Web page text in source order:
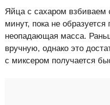
Яйца с сахаром
минут, пока не
неопадающая масса.
вручную, однако это
с миксером получается